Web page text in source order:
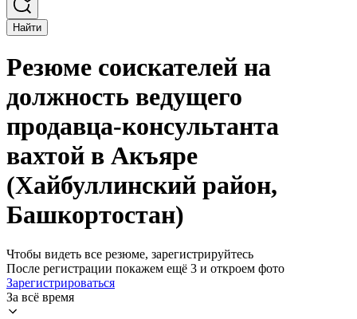
Найти
Резюме соискателей на
должность ведущего
продавца-консультанта
вахтой в Акъяре
(Хайбуллинский район,
Башкортостан)
Чтобы видеть все резюме, зарегистрируйтесь
После регистрации покажем ещё 3 и откроем фото
Зарегистрироваться
За всё время